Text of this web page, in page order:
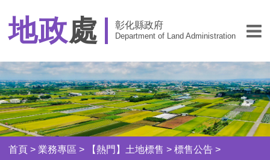
地政處 彰化縣政府
Department of Land Administration
首頁 >業務專區 > 【熱門】土地標售 >標售公告 >